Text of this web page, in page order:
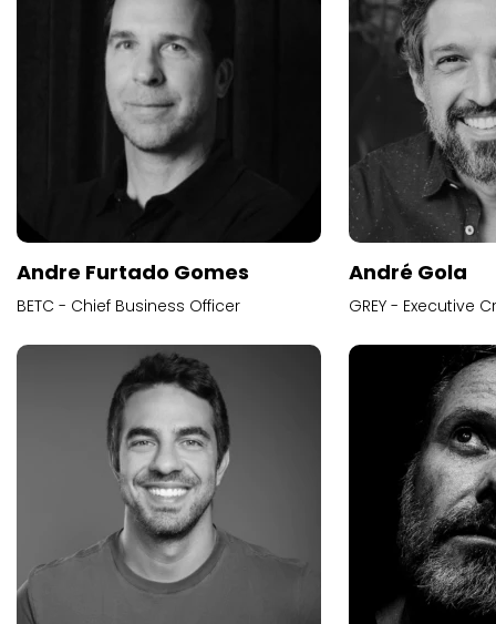
Andre Furtado Gomes
BETC - Chief Business Officer
André Gola
GREY - Executive